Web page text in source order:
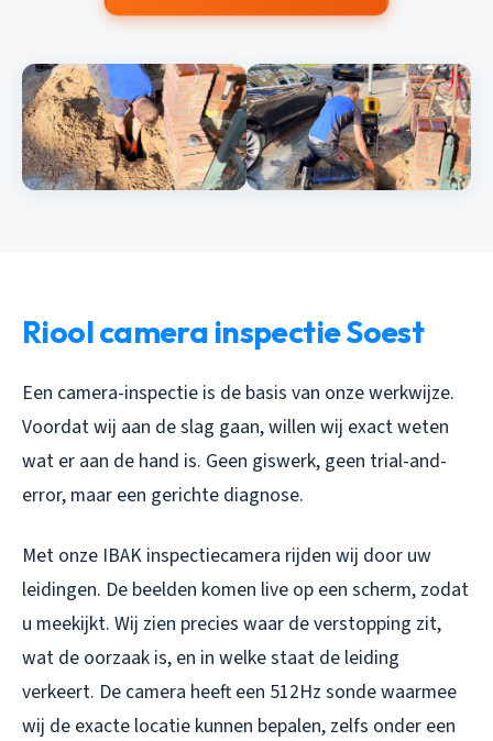
Riool camera inspectie Soest
Een camera-inspectie is de basis van onze werkwijze.
Voordat wij aan de slag gaan, willen wij exact weten
wat er aan de hand is. Geen giswerk, geen trial-and-
error, maar een gerichte diagnose.
Met onze IBAK inspectiecamera rijden wij door uw
leidingen. De beelden komen live op een scherm, zodat
u meekijkt. Wij zien precies waar de verstopping zit,
wat de oorzaak is, en in welke staat de leiding
verkeert. De camera heeft een 512Hz sonde waarmee
wij de exacte locatie kunnen bepalen, zelfs onder een